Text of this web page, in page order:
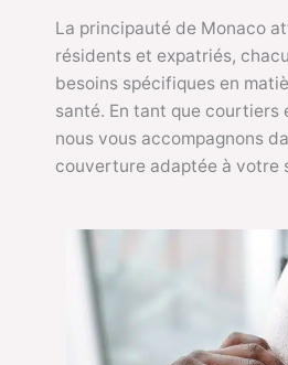
La principauté de Monaco
résidents et expatriés,
besoins spécifiques en
santé. En tant que courtiers
nous vous accompagnons
couverture adaptée à votre